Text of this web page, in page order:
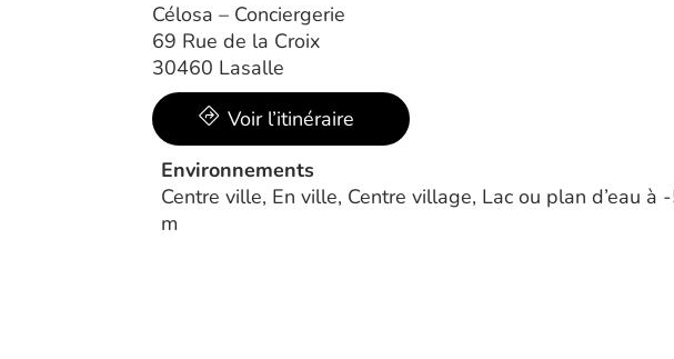
Célosa – Conciergerie
69 Rue de la Croix
30460 Lasalle
Voir l’itinéraire
Environnements
Centre ville, En ville, Centre village, Lac ou plan d’eau
m